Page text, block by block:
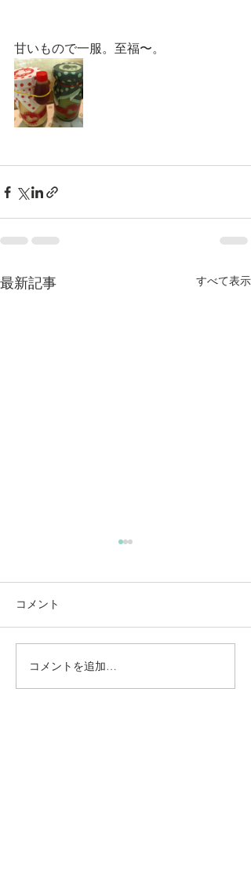
甘いもので一服。至福〜。
最新記事 すべて表示
動かないところに、中心
がある。——ロジャース
コメント
コメントを追加…